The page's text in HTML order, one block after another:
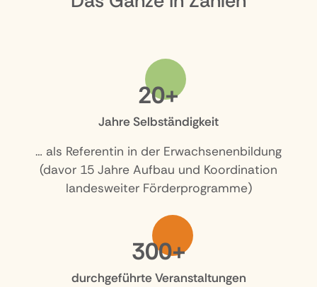
20+
Jahre Selbständigkeit
… als Referentin in der Erwachsenenbildung
(davor 15 Jahre Aufbau und Koordination
landesweiter Förderprogramme)
300+
durchgeführte Veranstaltungen